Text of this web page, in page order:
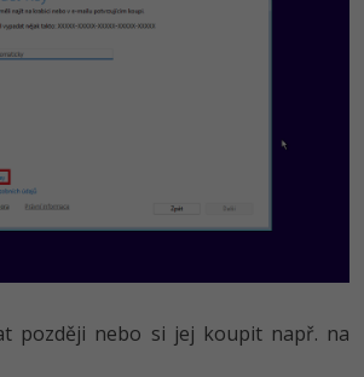
později nebo si jej koupit např. na